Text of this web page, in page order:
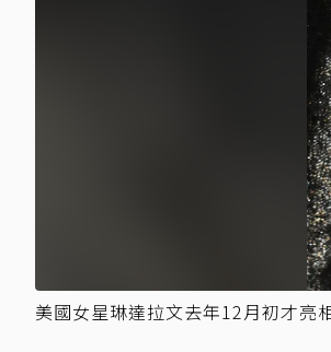
美國女星琳達拉文去年12月初才亮